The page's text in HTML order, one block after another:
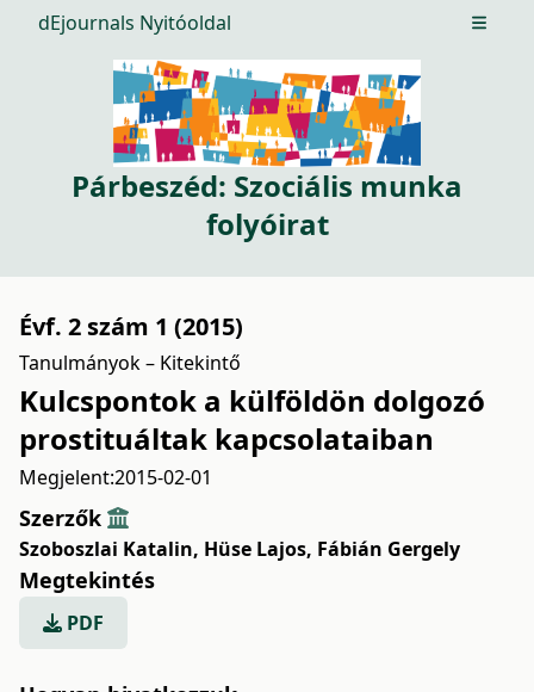
dEjournals Nyitóoldal Open
Párbeszéd: Szociális munka
folyóirat
Évf. 2 szám 1 (2015)
Tanulmányok – Kitekintő
Kulcspontok a külföldön dolgozó
prostituáltak kapcsolataiban
Megjelent:2015-02-01
Szerzők
Szoboszlai Katalin, Hüse Lajos, Fábián Gergely
Megtekintés
PDF